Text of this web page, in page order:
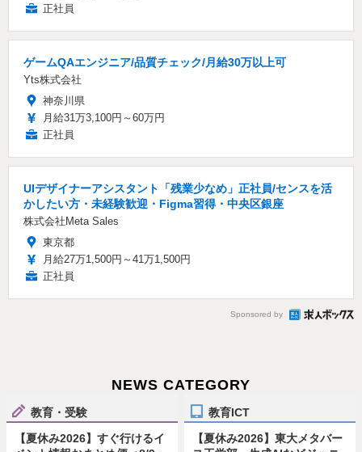
正社員
ゲームQAエンジニア/品質チェック/月給30万以上可
Yts株式会社
神奈川県
月給31万3,100円～60万円
正社員
UIデザイナーアシスタント「残業少なめ」正社員/センスを活
かしたい方・未経験歓迎・Figma習得・中央区銀座
株式会社Meta Sales
東京都
月給27万1,500円～41万1,500円
正社員
Sponsored by
NEWS CATEGORY
教育・受験
【夏休み2026】すぐ行けるイ
教育ICT
【夏休み2026】東大メタバー